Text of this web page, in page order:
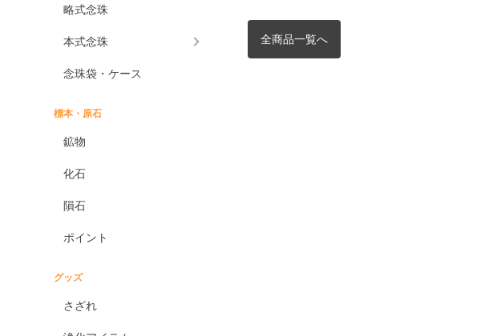
略式念珠
本式念珠
念珠袋・ケース
標本・原石
鉱物
化石
隕石
ポイント
グッズ
さざれ
全商品一覧へ